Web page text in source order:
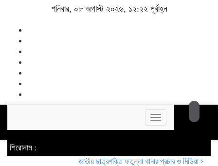
শনিবার, ০৮ অগাস্ট ২০২৬, ১২:২২ পূর্বাহ্ন
Toggle
navigation
শিরোনাম :
জাতীয় ছাত্রশক্তি ফতুল্লা থানার প্রচার ও মিডিয়া সম্পাদক হলেন